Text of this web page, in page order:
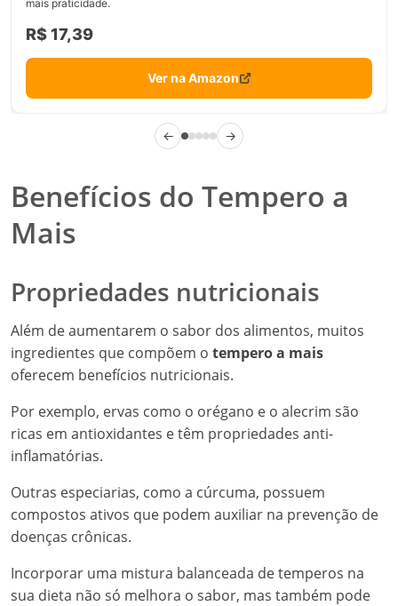
mais praticidade.
R$ 17,39
Ver na Amazon
← →
Benefícios do Tempero a
Mais
Propriedades nutricionais
Além de aumentarem o sabor dos alimentos, muitos
ingredientes que compõem o tempero a mais
oferecem benefícios nutricionais.
Por exemplo, ervas como o orégano e o alecrim são
ricas em antioxidantes e têm propriedades anti-
inflamatórias.
Outras especiarias, como a cúrcuma, possuem
compostos ativos que podem auxiliar na prevenção de
doenças crônicas.
Incorporar uma mistura balanceada de temperos na
sua dieta não só melhora o sabor, mas também pode